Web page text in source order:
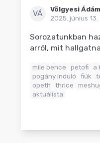
VÁ
Völgyesi Ádám
2025. június 13.
Sorozatunkban
arról, mit
mile bence petofi a
pogány induló
fiúk
opeth
thrice
aktuálista